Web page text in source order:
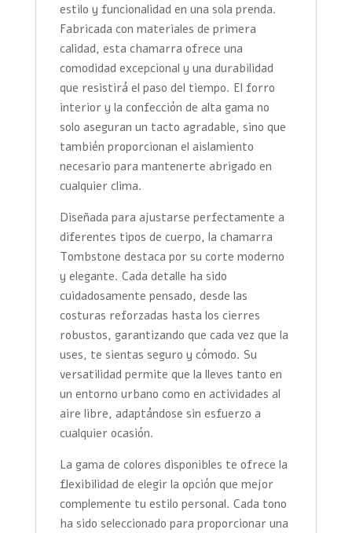
estilo y funcionalidad en una sola prenda.
Fabricada con materiales de primera
calidad, esta chamarra ofrece una
comodidad excepcional y una durabilidad
que resistirá el paso del tiempo. El forro
interior y la confección de alta gama no
solo aseguran un tacto agradable, sino que
también proporcionan el aislamiento
necesario para mantenerte abrigado en
cualquier clima.
Diseñada para ajustarse perfectamente a
diferentes tipos de cuerpo, la chamarra
Tombstone destaca por su corte moderno
y elegante. Cada detalle ha sido
cuidadosamente pensado, desde las
costuras reforzadas hasta los cierres
robustos, garantizando que cada vez que la
uses, te sientas seguro y cómodo. Su
versatilidad permite que la lleves tanto en
un entorno urbano como en actividades al
aire libre, adaptándose sin esfuerzo a
cualquier ocasión.
La gama de colores disponibles te ofrece la
flexibilidad de elegir la opción que mejor
complemente tu estilo personal. Cada tono
ha sido seleccionado para proporcionar una